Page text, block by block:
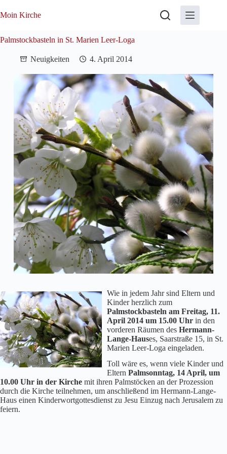
Inhalt
Moin Kirche
Palmstockbasteln in St. Marien Leer-Loga
Neuigkeiten 4. April 2014
Wie in jedem Jahr sind Eltern und
Kinder herzlich zum
Palmstockbasteln am Freitag, 11.
April 2014 um 15.00 Uhr in den
vorderen Räumen des Hermann-
Lange-Hauses, Saarstraße 15, in St.
Marien Leer-Loga eingeladen.
Toll wäre es, wenn viele Kinder und
Eltern Palmsonntag, 14 April, um
10.00 Uhr in der Kirche mit ihren Palmstöcken an der Prozession
durch die Kirche teilnehmen, um anschließend im Hermann-Lange-
Haus einen Kinderwortgottesdienst zu Jesu Einzug nach Jerusalem zu
feiern.